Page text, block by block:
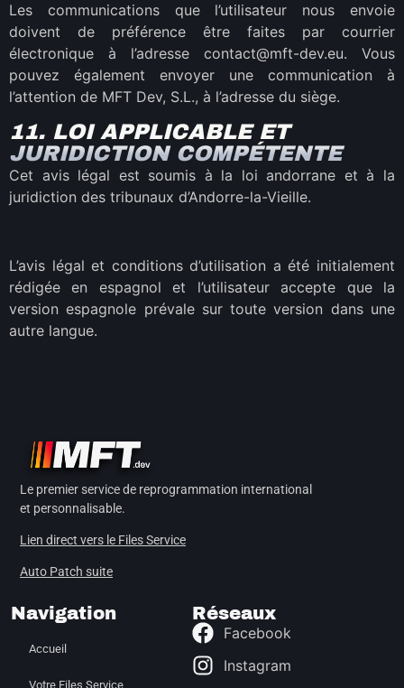
Les communications que l’utilisateur nous envoie
doivent de préférence être faites par courrier
électronique à l’adresse contact@mft-dev.eu. Vous
pouvez également envoyer une communication à
l’attention de MFT Dev, S.L., à l’adresse du siège.
11. LOI APPLICABLE ET
JURIDICTION COMPÉTENTE
Cet avis légal est soumis à la loi andorrane et à la
juridiction des tribunaux d’Andorre-la-Vieille.
L’avis légal et conditions d’utilisation a été initialement
rédigée en espagnol et l’utilisateur accepte que la
version espagnole prévalesur toute version dans une
autre langue.
Le premier service de reprogrammation international
et personnalisable.
Lien direct vers le Files Service
Auto Patch suite
Navigation
Accueil
Votre Files Service
Réseaux
Facebook
Instagram